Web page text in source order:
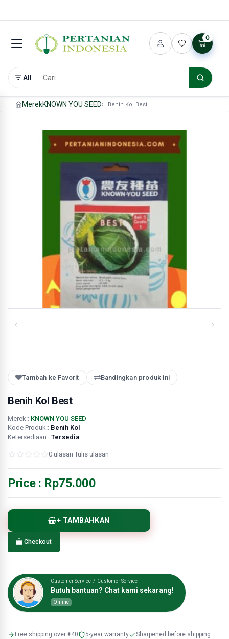
All
0
MerekKNOWN YOU SEED Benih Kol Best
Tambah ke Favorit Bandingkan produk ini
Benih Kol Best
Merek:: KNOWN YOU SEED
Kode Produk:: Benih Kol
Ketersediaan:: Tersedia
0 ulasan Tulis ulasan
Price : Rp75.000
+ TAMBAHKAN
Checkout
Customer Service / Customer Service
Butuh bantuan? Chat kami sekarang!
Online
Free shipping over €40 5-year warranty Sharpened before shipping